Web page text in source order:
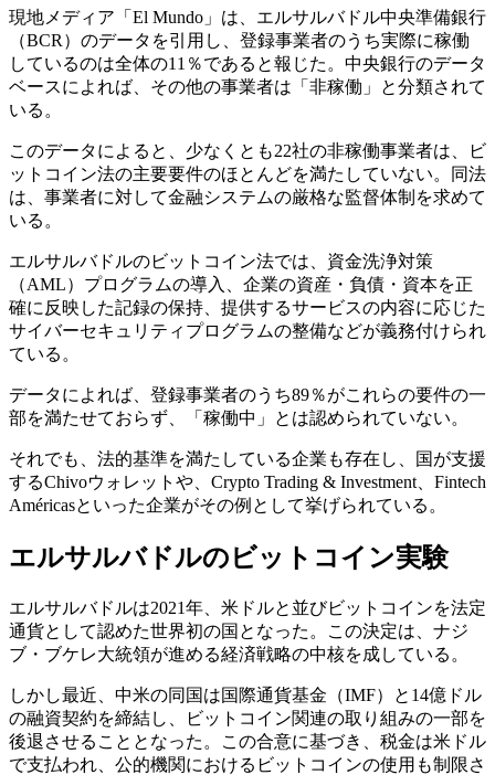
現地メディア「El Mundo」は、エルサルバドル中央準備銀行
（BCR）のデータを引用し、登録事業者のうち実際に稼働
しているのは全体の11％であると報じた。中央銀行のデータ
ベースによれば、その他の事業者は「非稼働」と分類されて
いる。
このデータによると、少なくとも22社の非稼働事業者は、ビ
ットコイン法の主要要件のほとんどを満たしていない。同法
は、事業者に対して金融システムの厳格な監督体制を求めて
いる。
エルサルバドルのビットコイン法では、資金洗浄対策
（AML）プログラムの導入、企業の資産・負債・資本を正
確に反映した記録の保持、提供するサービスの内容に応じた
サイバーセキュリティプログラムの整備などが義務付けられ
ている。
データによれば、登録事業者のうち89％がこれらの要件の一
部を満たせておらず、「稼働中」とは認められていない。
それでも、法的基準を満たしている企業も存在し、国が支援
するChivoウォレットや、Crypto Trading & Investment、Fintech
Américasといった企業がその例として挙げられている。
エルサルバドルのビットコイン実験
エルサルバドルは2021年、米ドルと並びビットコインを法定
通貨として認めた世界初の国となった。この決定は、ナジ
ブ・ブケレ大統領が進める経済戦略の中核を成している。
しかし最近、中米の同国は国際通貨基金（IMF）と14億ドル
の融資契約を締結し、ビットコイン関連の取り組みの一部を
後退させることとなった。この合意に基づき、税金は米ドル
で支払われ、公的機関におけるビットコインの使用も制限さ